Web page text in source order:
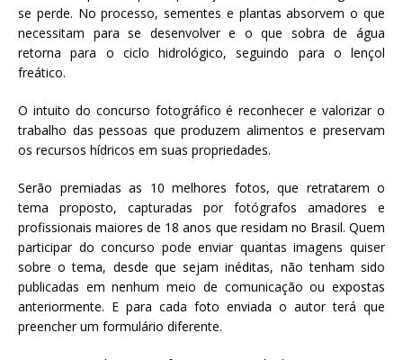
se perde. No processo, sementes e plantas absorvem o que
necessitam para se desenvolver e o que sobra de água
retorna para o ciclo hidrológico, seguindo para o lençol
freático.
O intuito do concurso fotográfico é reconhecer e valorizar o
trabalho das pessoas que produzem alimentos e preservam
os recursos hídricos em suas propriedades.
Serão premiadas as 10 melhores fotos, que retratarem o
tema proposto, capturadas por fotógrafos amadores e
profissionais maiores de 18 anos que residam no Brasil. Quem
participar do concurso pode enviar quantas imagens quiser
sobre o tema, desde que sejam inéditas, não tenham sido
publicadas em nenhum meio de comunicação ou expostas
anteriormente. E para cada foto enviada o autor terá que
preencher um formulário diferente.